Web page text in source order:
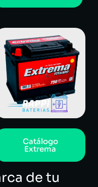
Catálogo
Extrema
de tu